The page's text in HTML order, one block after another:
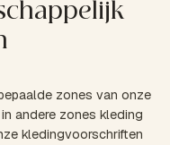
zones van onze
andere zones kleding
kledingvoorschriften